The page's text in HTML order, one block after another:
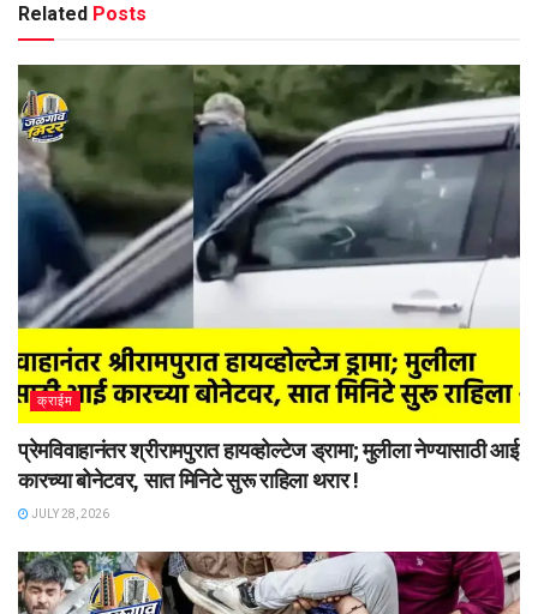
Related Posts
क्राईम
प्रेमविवाहानंतर श्रीरामपुरात हायव्होल्टेज ड्रामा; मुलीला नेण्यासाठी आई
कारच्या बोनेटवर, सात मिनिटे सुरू राहिला थरार !
JULY 28, 2026